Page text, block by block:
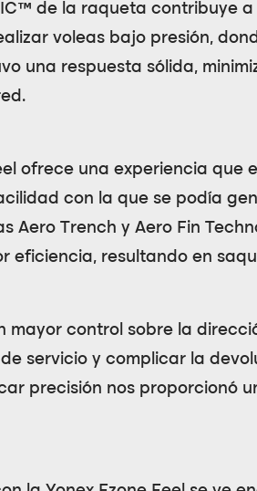
de la raqueta contribuye a
voleas bajo presión,
una respuesta sólida,
ofrece una experiencia que
con la que se podía
Aero Trench y Aero Fin
eficiencia, resultando en
mayor control sobre la
servicio y complicar la
precisión nos proporcionó